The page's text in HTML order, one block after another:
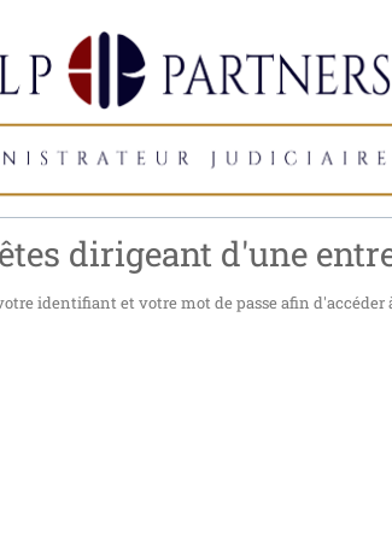
dirigeant d'une
identifiant et votre mot de passe afin